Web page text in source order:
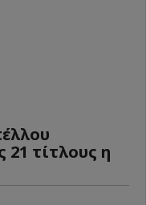
21 τίτλους η